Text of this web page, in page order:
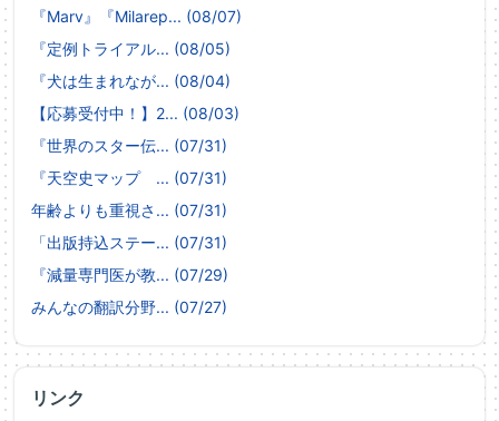
『Marv』『Milarep... (08/07)
『定例トライアル... (08/05)
『犬は生まれなが... (08/04)
【応募受付中！】2... (08/03)
『世界のスター伝... (07/31)
『天空史マップ ... (07/31)
年齢よりも重視さ... (07/31)
「出版持込ステー... (07/31)
『減量専門医が教... (07/29)
みんなの翻訳分野... (07/27)
リンク